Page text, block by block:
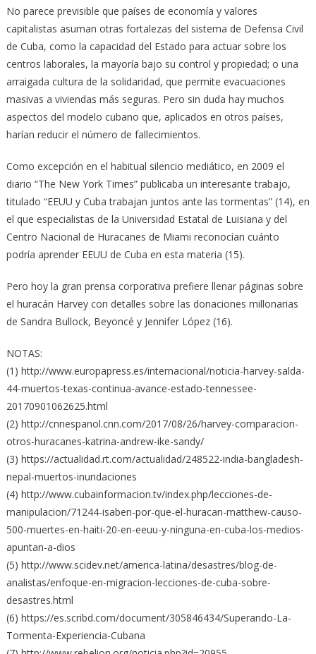
No parece previsible que países de economía y valores
capitalistas asuman otras fortalezas del sistema de Defensa Civil
de Cuba, como la capacidad del Estado para actuar sobre los
centros laborales, la mayoría bajo su control y propiedad; o una
arraigada cultura de la solidaridad, que permite evacuaciones
masivas a viviendas más seguras. Pero sin duda hay muchos
aspectos del modelo cubano que, aplicados en otros países,
harían reducir el número de fallecimientos.
Como excepción en el habitual silencio mediático, en 2009 el
diario “The New York Times” publicaba un interesante trabajo,
titulado “EEUU y Cuba trabajan juntos ante las tormentas” (14), en
el que especialistas de la Universidad Estatal de Luisiana y del
Centro Nacional de Huracanes de Miami reconocían cuánto
podría aprender EEUU de Cuba en esta materia (15).
Pero hoy la gran prensa corporativa prefiere llenar páginas sobre
el huracán Harvey con detalles sobre las donaciones millonarias
de Sandra Bullock, Beyoncé y Jennifer López (16).
NOTAS:
(1) http://www.europapress.es/internacional/noticia-harvey-salda-
44-muertos-texas-continua-avance-estado-tennessee-
20170901062625.html
(2) http://cnnespanol.cnn.com/2017/08/26/harvey-comparacion-
otros-huracanes-katrina-andrew-ike-sandy/
(3) https://actualidad.rt.com/actualidad/248522-india-bangladesh-
nepal-muertos-inundaciones
(4) http://www.cubainformacion.tv/index.php/lecciones-de-
manipulacion/71244-isaben-por-que-el-huracan-matthew-causo-
500-muertes-en-haiti-20-en-eeuu-y-ninguna-en-cuba-los-medios-
apuntan-a-dios
(5) http://www.scidev.net/america-latina/desastres/blog-de-
analistas/enfoque-en-migracion-lecciones-de-cuba-sobre-
desastres.html
(6) https://es.scribd.com/document/305846434/Superando-La-
Tormenta-Experiencia-Cubana